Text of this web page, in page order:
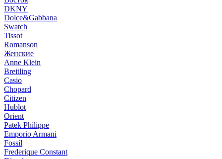
DKNY
Dolce&Gabbana
Swatch
Tissot
Romanson
Женские
Anne Klein
Breitling
Casio
Chopard
Citizen
Hublot
Orient
Patek Philippe
Emporio Armani
Fossil
Frederique Constant